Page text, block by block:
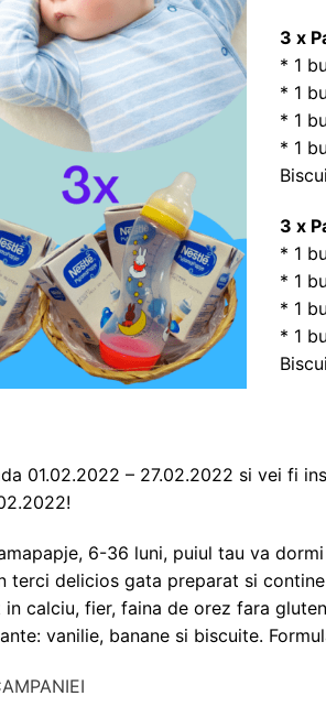
3 x
* 1
* 1
* 1
* 1
3 x
* 1
* 1
* 1
* 1
01.02.2022 – 27.02.2022 si vei fi
6-36 luni, puiul tau va
terci delicios gata preparat si
calciu, fier, faina de orez fara
vanilie, banane si biscuite.